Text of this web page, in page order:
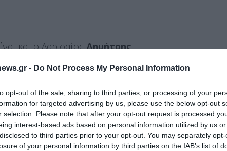
- Do Not Process My Personal Information
opt-out of the sale, sharing to third parties, or processing of your
for targeted advertising by us, please use the below opt-out
selection. Please note that after your opt-out request is processed
interest-based ads based on personal information utilized by us
to third parties prior to your opt-out. You may separately
of your personal information by third parties on the IAB’s list of
και ο ΛαρισαίοςΔημήτρης
της Δόξα Βαλανίδας. Εκεί θα έχει την
το μέλλον που είναι όλο μπροστά του.
τερματοφύλακας που αγωνίζεται στην
και πιθανότατα στην Ελλάδα.